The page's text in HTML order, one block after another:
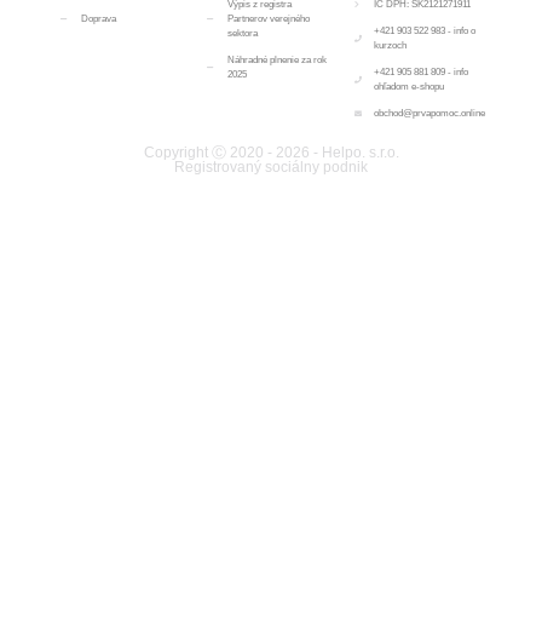
Doprava
Výpis z registra
Partnerov verejného
sektora
Náhradné plnenie za rok
2025
IČ DPH: SK2121271911
+421 903 522 983 - info o
kurzoch
+421 905 881 809 - info
ohľadom e-shopu
obchod@prvapomoc.online
Copyright Ⓒ 2020 - 2026 - Helpo. s.r.o.
Registrovaný sociálny podnik